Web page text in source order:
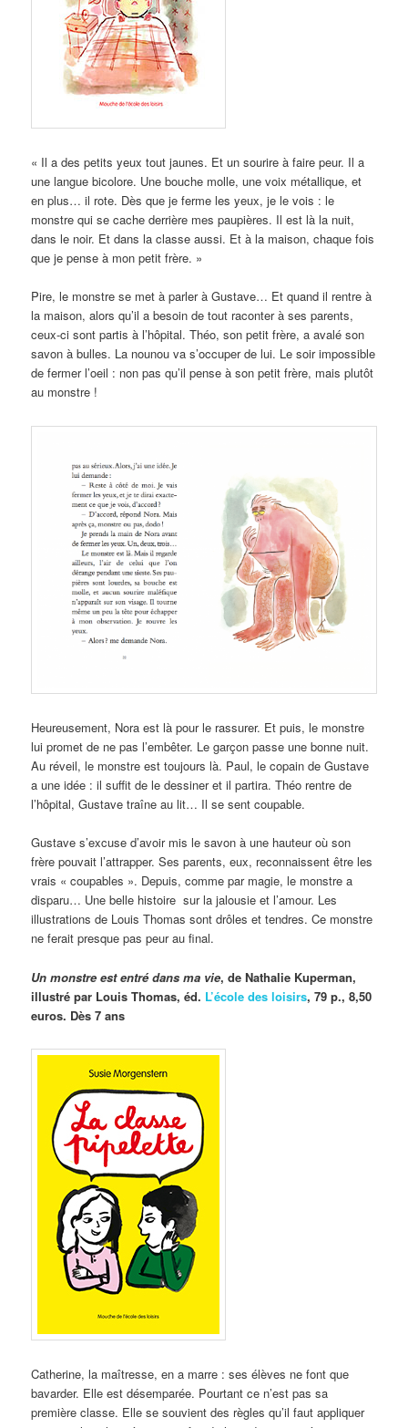
« Il a des petits yeux tout jaunes. Et un sourire à faire peur. Il a
une langue bicolore. Une bouche molle, une voix métallique, et
en plus… il rote. Dès que je ferme les yeux, je le vois : le
monstre qui se cache derrière mes paupières. Il est là la nuit,
dans le noir. Et dans la classe aussi. Et à la maison, chaque fois
que je pense à mon petit frère. »
Pire, le monstre se met à parler à Gustave… Et quand il rentre à
la maison, alors qu’il a besoin de tout raconter à ses parents,
ceux-ci sont partis à l’hôpital. Théo, son petit frère, a avalé son
savon à bulles. La nounou va s’occuper de lui. Le soir impossible
de fermer l’oeil : non pas qu’il pense à son petit frère, mais plutôt
au monstre !
Heureusement, Nora est là pour le rassurer. Et puis, le monstre
lui promet de ne pas l’embêter. Le garçon passe une bonne nuit.
Au réveil, le monstre est toujours là. Paul, le copain de Gustave
a une idée : il suffit de le dessiner et il partira. Théo rentre de
l’hôpital, Gustave traîne au lit… Il se sent coupable.
Gustave s’excuse d’avoir mis le savon à une hauteur où son
frère pouvait l’attrapper. Ses parents, eux, reconnaissent être les
vrais « coupables ». Depuis, comme par magie, le monstre a
disparu… Une belle histoire sur la jalousie et l’amour. Les
illustrations de Louis Thomas sont drôles et tendres. Ce monstre
ne ferait presque pas peur au final.
Un monstre est entré dans ma vie, de Nathalie Kuperman,
illustré par Louis Thomas, éd. L’école des loisirs, 79 p., 8,50
euros. Dès 7 ans
Catherine, la maîtresse, en a marre : ses élèves ne font que
bavarder. Elle est désemparée. Pourtant ce n’est pas sa
première classe. Elle se souvient des règles qu’il faut appliquer